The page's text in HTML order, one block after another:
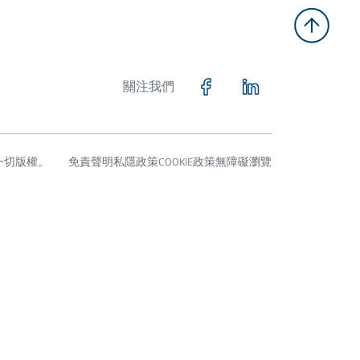
關注我們
版權。 免責聲明私隱政策COOKIE政策無障礙瀏覽